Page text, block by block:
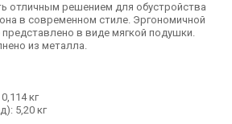
отличным решением для обустройства
в современном стиле. Эргономичной
в виде мягкой подушки.
из металла.
кг
5,20 кг